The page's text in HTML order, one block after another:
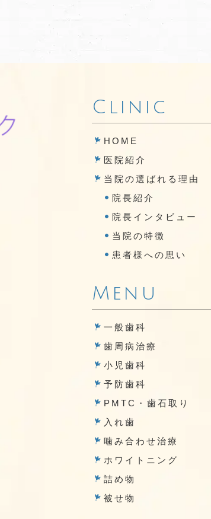
Clinic
HOME
医院紹介
当院の選ばれる理由
院長紹介
院長インタビュー
当院の特徴
患者様への思い
Menu
一般歯科
歯周病治療
小児歯科
予防歯科
PMTC・歯石取り
入れ歯
噛み合わせ治療
ホワイトニング
詰め物
被せ物